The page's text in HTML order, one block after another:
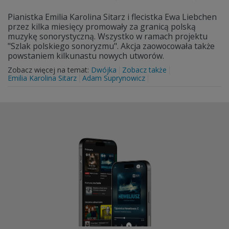
Pianistka Emilia Karolina Sitarz i flecistka Ewa Liebchen
przez kilka miesięcy promowały za granicą polską
muzykę sonorystyczną. Wszystko w ramach projektu
"Szlak polskiego sonoryzmu". Akcja zaowocowała także
powstaniem kilkunastu nowych utworów.
Zobacz więcej na temat: Dwójka
Zobacz także
Emilia Karolina Sitarz Adam Suprynowicz